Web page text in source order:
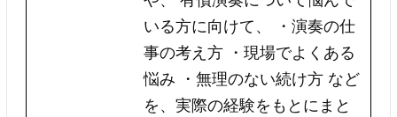
いる方に向けて、 ・演奏の仕
事の考え方 ・現場でよくある
悩み ・無理のない続け方 など
を、実際の経験をもとにまと